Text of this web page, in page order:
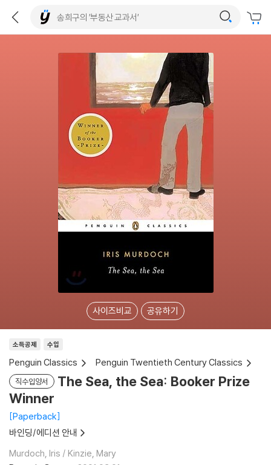
사이즈비교 공유하기
소득공제 수입
Penguin Classics Penguin Twentieth Century Classics
직수입양서
The Sea, the Sea: Booker Prize
Winner
Paperback
바인딩/에디션 안내
Murdoch, Iris / Kinzie, Mary